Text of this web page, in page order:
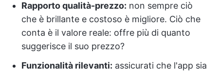
Rapporto qualità-prezzo: non sempre ciò
che è brillante e costoso è migliore. Ciò che
conta è il valore reale: offre più di quanto
suggerisce il suo prezzo?
Funzionalità rilevanti: assicurati che l'app sia